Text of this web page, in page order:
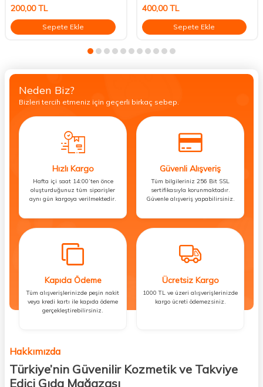
200,00TL
Sepete Ekle
400,00TL
Sepete Ekle
Neden Biz?
Bizleri tercih etmeniz için geçerli birkaç sebep.
Hızlı Kargo
Hafta içi saat 14:00’ten önce
oluşturduğunuz tüm siparişler
aynı gün kargoya verilmektedir.
Güvenli Alışveriş
Tüm bilgileriniz 256 Bit SSL
sertifikasıyla korunmaktadır.
Güvenle alışveriş yapabilirsiniz.
Kapıda Ödeme
Tüm alışverişlerinizde peşin nakit
veya kredi kartı ile kapıda ödeme
gerçekleştirebilirsiniz.
Ücretsiz Kargo
1000 TL ve üzeri alışverişlerinizde
kargo ücreti ödemezsiniz.
Hakkımızda
Türkiye’nin Güvenilir Kozmetik ve Takviye
Edici Gıda Mağazası